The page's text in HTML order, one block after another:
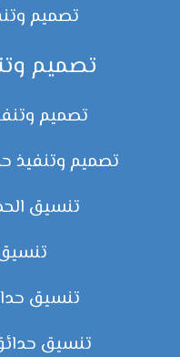
تصميم
تصميم
تصميم
تصميم وتنفيذ
تنسيق
تنسيق
تنسيق